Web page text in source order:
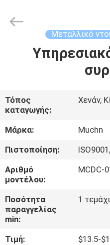
ΣΠΊΤΙ
ΠΕΡΊΠΟΥ
ΕΜΕΊΣ
ΓΎΡΟΣ
ΕΡΓΟΣΤΑΣΊΩΝ
ΠΟΙΟΤΙΚΌΣ
ΈΛΕΓΧΟΣ
Rights
Μεταλλικό
Τόπος
καταγωγής:
Χενάν,
Μάρκα:
Muchn
Πιστοποίηση:
Αριθμό
μοντέλου:
MCDC-
Ποσότητα
παραγγελίας
min:
1
Τιμή:
$13.5-